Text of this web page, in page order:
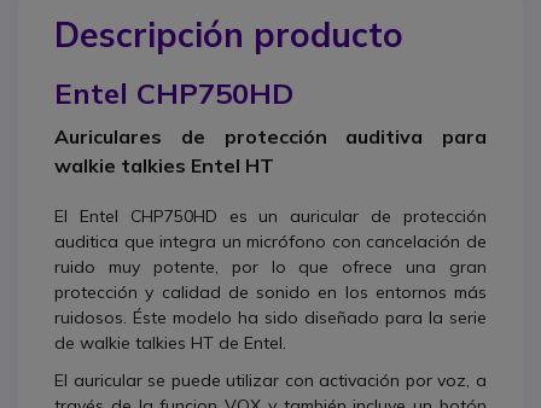
Descripción producto
Entel CHP750HD
Auriculares de protección auditiva para
walkie talkies Entel HT
El Entel CHP750HD es un auricular de protección
auditica que integra un micrófono con cancelación de
ruido muy potente, por lo que ofrece una gran
protección y calidad de sonido en los entornos más
ruidosos. Éste modelo ha sido diseñado para la serie
de walkie talkies HT de Entel.
El auricular se puede utilizar con activación por voz, a